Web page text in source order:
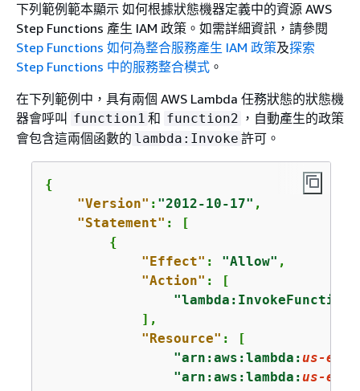
下列範例範本顯示 如何根據狀態機器定義中的資源 AWS
Step Functions 產生 IAM 政策。如需詳細資訊，請參閱
Step Functions 如何為整合服務產生 IAM 政策及探索
Step Functions 中的服務整合模式 。
在下列範例中，具有兩個 AWS Lambda 任務狀態的狀態機
器會呼叫 function1 和 function2 ，自動產生的政策
會包含這兩個函數的 lambda:Invoke 許可。
{
"Version" : "2012-10-17" ,
"Statement" : [
{
"Effect" : "Allow" ,
"Action" : [
"lambda:InvokeFunction"
            ],
"Resource" : [
"arn:aws:lambda:us-
"arn:aws:lambda:us-